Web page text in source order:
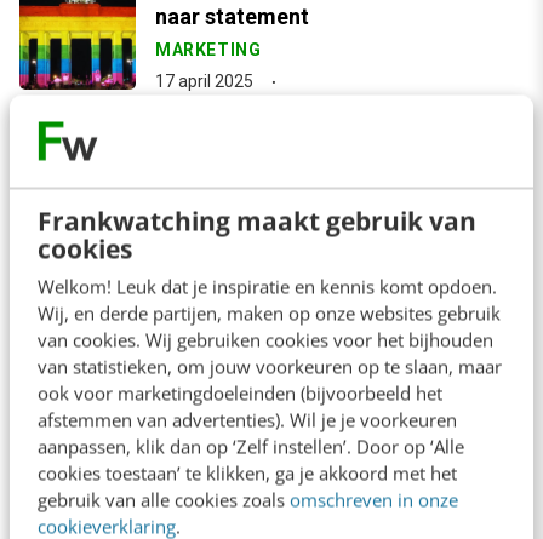
Frankwatching maakt gebruik van
cookies
Welkom! Leuk dat je inspiratie en kennis komt opdoen.
Wij, en derde partijen, maken op onze websites gebruik
van cookies. Wij gebruiken cookies voor het bijhouden
van statistieken, om jouw voorkeuren op te slaan, maar
ook voor marketingdoeleinden (bijvoorbeeld het
afstemmen van advertenties). Wil je je voorkeuren
aanpassen, klik dan op ‘Zelf instellen’. Door op ‘Alle
cookies toestaan’ te klikken, ga je akkoord met het
gebruik van alle cookies zoals omschreven in onze
cookieverklaring.
naar statement
MARKETING
17 april 2025
Bekijk meer
Contact Redactie
redactie@frankwatching.com
+31 30 200 1045
Tarieven
Meer contactopties